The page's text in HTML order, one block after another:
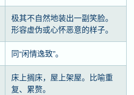
极其不自然地装出一副笑脸。
形容虚伪或心怀恶意的样子。
同“闲情逸致”。
床上搁床，屋上架屋。比喻重
复、累赘。